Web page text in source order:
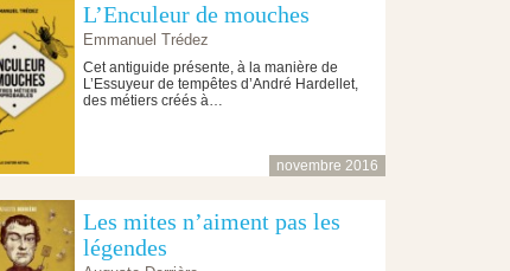
L’Enculeur de mouches
Emmanuel Trédez
Cet antiguide présente, à la manière de
L’Essuyeur de tempêtes d’André Hardellet,
des métiers créés à…
novembre 2016
Les mites n’aiment pas les
légendes